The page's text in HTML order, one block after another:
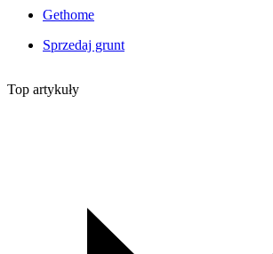
Gethome
Sprzedaj grunt
Top artykuły